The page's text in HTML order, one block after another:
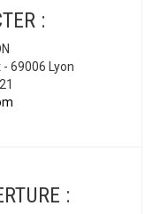
:
69006 Lyon
: